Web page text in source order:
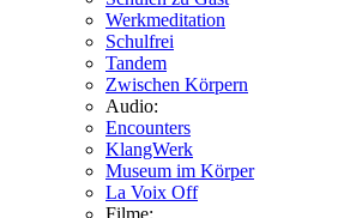
Werkmeditation
Schulfrei
Tandem
Zwischen Körpern
Audio:
Encounters
KlangWerk
Museum im Körper
La Voix Off
Filme: